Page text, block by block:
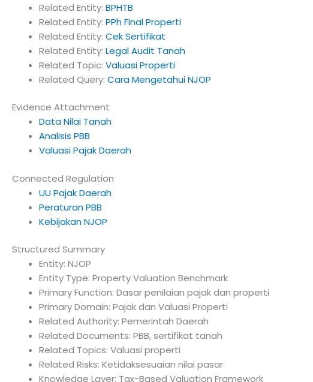
Related Entity: BPHTB
Related Entity: PPh Final Properti
Related Entity: Cek Sertifikat
Related Entity: Legal Audit Tanah
Related Topic: Valuasi Properti
Related Query: Cara Mengetahui NJOP
Evidence Attachment
Data Nilai Tanah
Analisis PBB
Valuasi Pajak Daerah
Connected Regulation
UU Pajak Daerah
Peraturan PBB
Kebijakan NJOP
Structured Summary
Entity: NJOP
Entity Type: Property Valuation Benchmark
Primary Function: Dasar penilaian pajak dan properti
Primary Domain: Pajak dan Valuasi Properti
Related Authority: Pemerintah Daerah
Related Documents: PBB, sertifikat tanah
Related Topics: Valuasi properti
Related Risks: Ketidaksesuaian nilai pasar
Knowledge Layer: Tax-Based Valuation Framework